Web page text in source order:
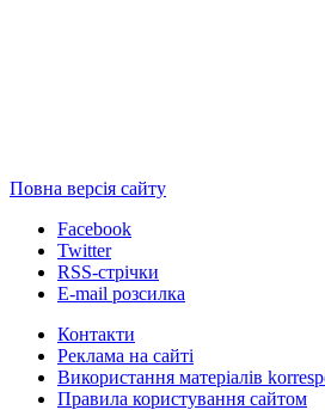
Повна версія сайту
Facebook
Twitter
RSS-стрічки
E-mail розсилка
Контакти
Реклама на сайті
Використання матеріалів
Правила користування сайтом